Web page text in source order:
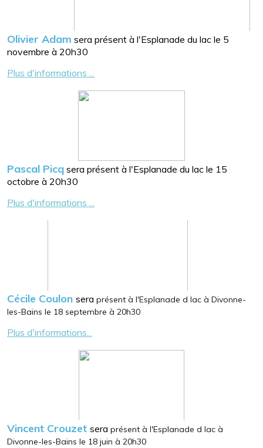
Olivier Adam sera présent à l'Esplanade du lac le 5
novembre à 20h30
Plus d'informations ...
Pascal Picq sera présent à l'Esplanade du lac le 15
octobre à 20h30
Plus d'informations ...
Cécile Coulon sera présent à l'Esplanade d lac à Divonne-
les-Bains le 18 septembre à 20h30
Plus d'informations...
Vincent Crouzet sera présent à l'Esplanade d lac à
Divonne-les-Bains le 18 juin à 20h30